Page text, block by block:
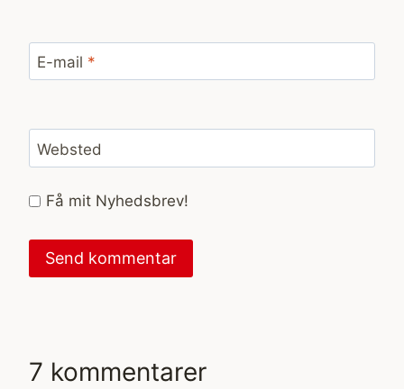
E-mail *
Websted
Få mit Nyhedsbrev!
7 kommentarer